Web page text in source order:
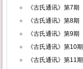
《古氏通讯》第7期
《古氏通讯》第8期
《古氏通讯》第9期
《古氏通讯》第10期
《古氏通讯》第11期